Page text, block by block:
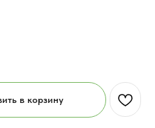
в корзину